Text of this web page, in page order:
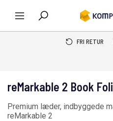
FRI RETUR
reMarkable 2 Book
Premium læder, indbyggede
reMarkable 2